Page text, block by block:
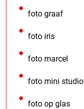
foto graaf
foto iris
foto marcel
foto mini studio
foto op glas